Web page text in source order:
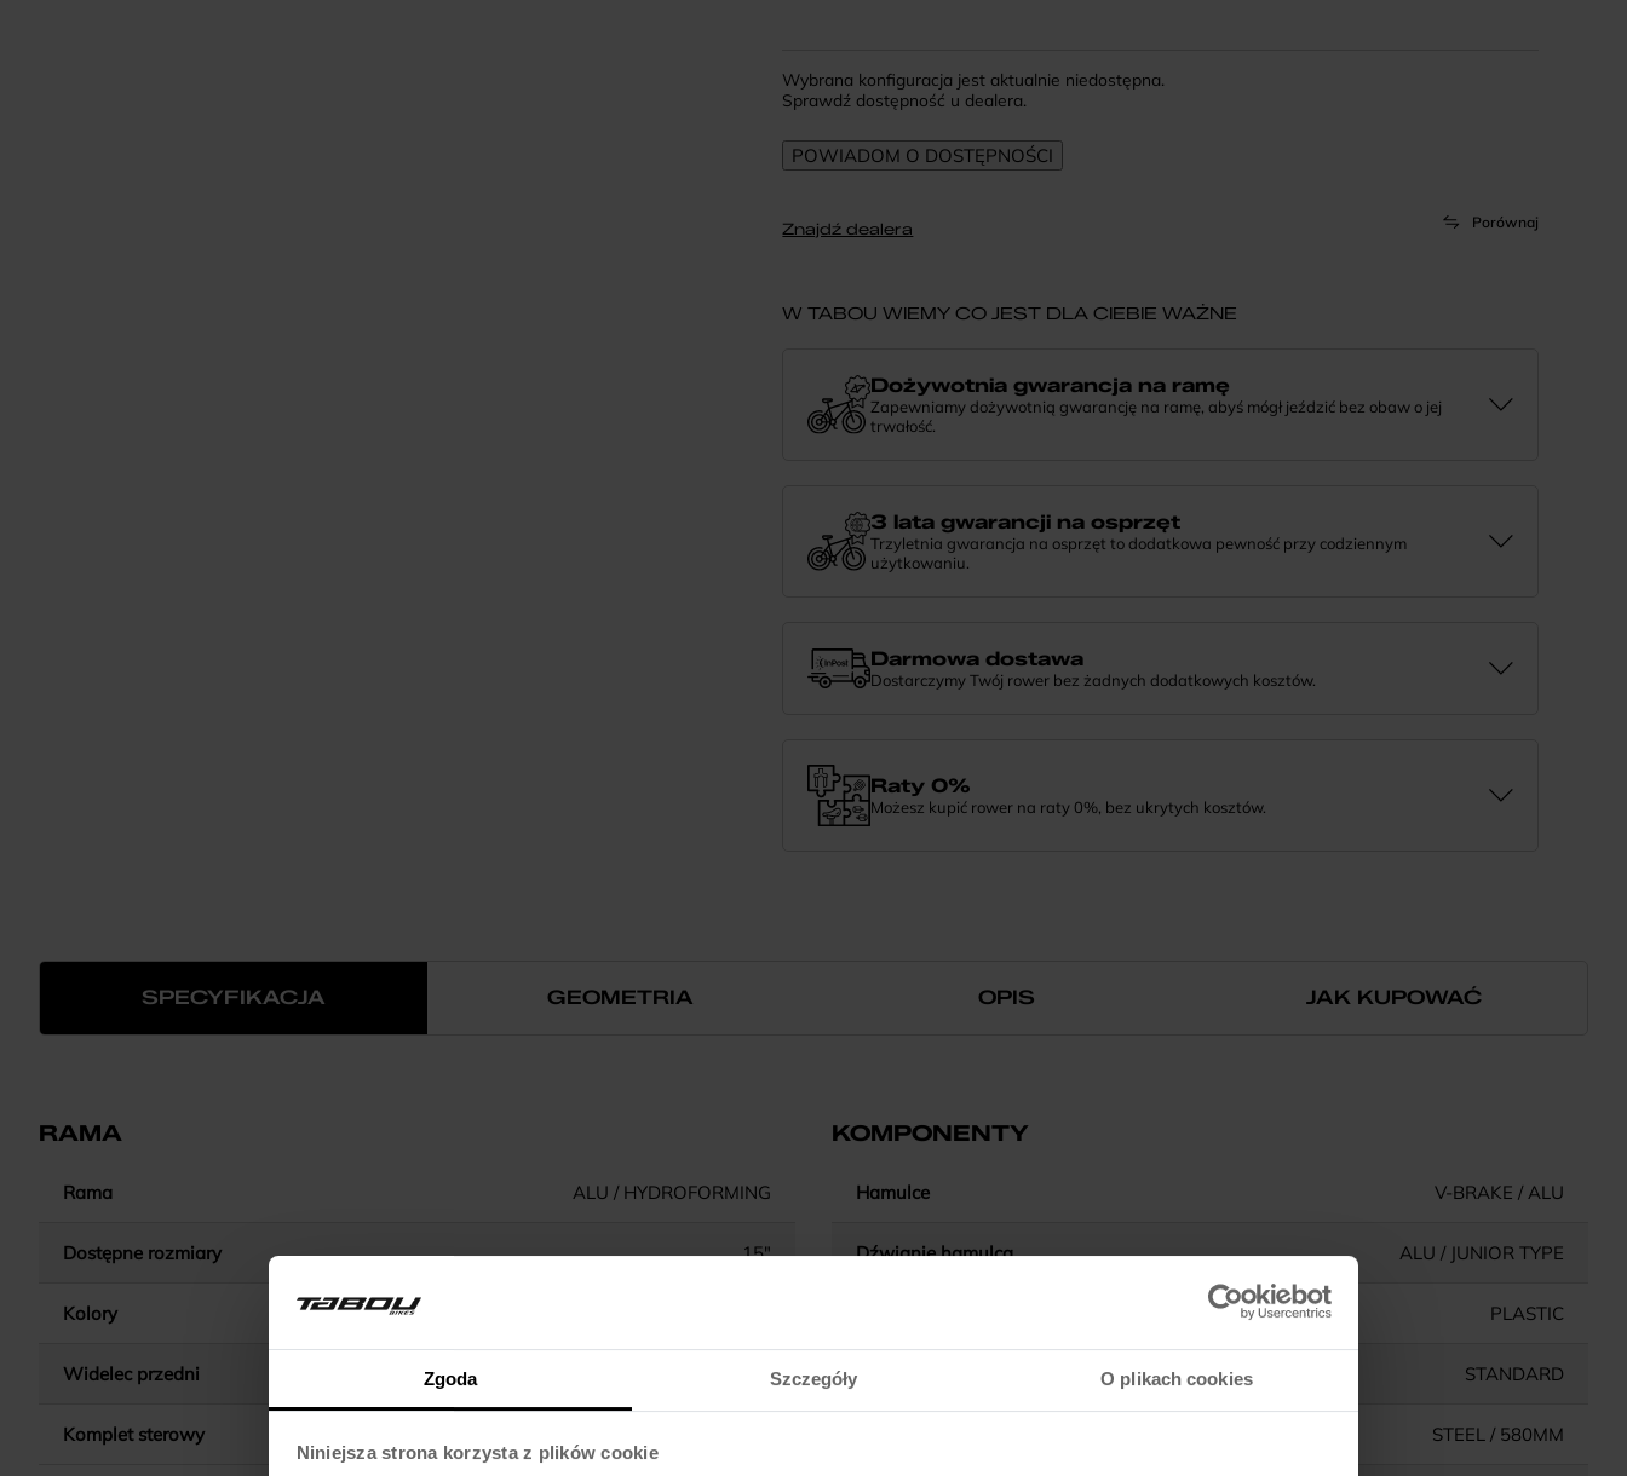
Zgoda Szczegóły O plikach cookies
Niniejsza strona korzysta z plików cookie
Wybrana konfiguracja jest aktualnie niedostępna.
Sprawdź dostępność u dealera.
Porównaj
Znajdź dealera
W TABOU WIEMY CO JEST DLA CIEBIE WAŻNE
Dożywotnia gwarancja na ramę
Zapewniamy dożywotnią gwarancję na ramę, abyś mógł jeździć bez obaw o jej
trwałość.
3 lata gwarancji na osprzęt
Trzyletnia gwarancja na osprzęt to dodatkowa pewność przy codziennym
użytkowaniu.
Darmowa dostawa
Dostarczymy Twój rower bez żadnych dodatkowych kosztów.
Raty 0%
Możesz kupić rower na raty 0%, bez ukrytych kosztów.
SPECYFIKACJA GEOMETRIA OPIS JAK KUPOWAĆ
RAMA
Rama ALU / HYDROFORMING
Dostępne rozmiary 15"
Kolory
Widelec przedni ZOOM / CH-141 / ALU / 45MM TRAVEL
Komplet sterowy
KOMPONENTY
Hamulce V-BRAKE / ALU
Dźwignie hamulca ALU / JUNIOR TYPE
PLASTIC
Pedały STANDARD
STEEL / 580MM